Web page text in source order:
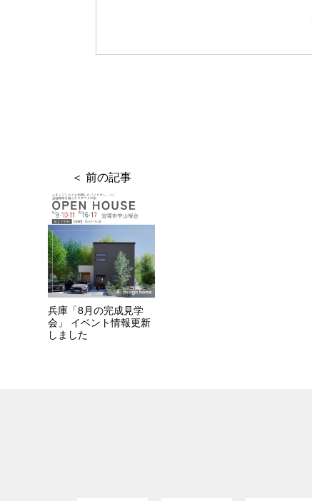
兵庫「8月の完成見学
会」 イベント情報更新
しました